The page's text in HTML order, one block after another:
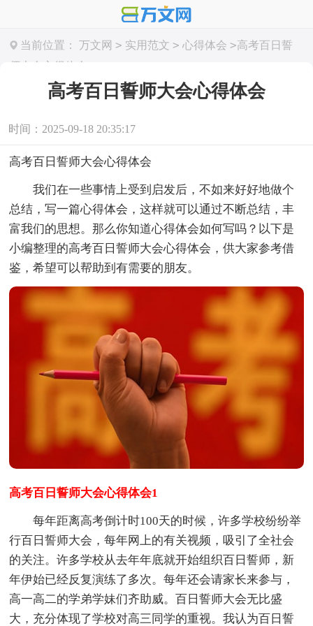
当前位置： 万文网 > 实用范文 > 心得体会 >高考百日誓
师大会心得体会
高考百日誓师大会心得体会
时间：2025-09-18 20:35:17
高考百日誓师大会心得体会
我们在一些事情上受到启发后，不如来好好地做个
总结，写一篇心得体会，这样就可以通过不断总结，丰
富我们的思想。那么你知道心得体会如何写吗？以下是
小编整理的高考百日誓师大会心得体会，供大家参考借
鉴，希望可以帮助到有需要的朋友。
高考百日誓师大会心得体会1
每年距离高考倒计时100天的时候，许多学校纷纷举
行百日誓师大会，每年网上的有关视频，吸引了全社会
的关注。许多学校从去年年底就开始组织百日誓师，新
年伊始已经反复演练了多次。每年还会请家长来参与，
高一高二的学弟学妹们齐助威。百日誓师大会无比盛
大，充分体现了学校对高三同学的重视。我认为百日誓